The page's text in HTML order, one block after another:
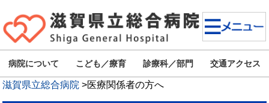
病院について こども／療育 診療科／部門 交通アクセス
滋賀県立総合病院 >医療関係者の方へ